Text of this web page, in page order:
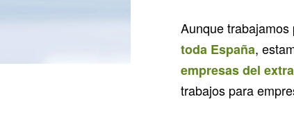
Aunque
toda España,
empresas del
trabajos para